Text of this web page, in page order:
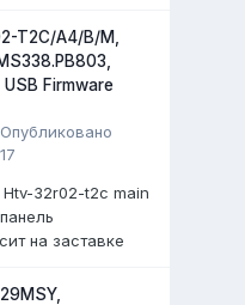
T2C/A4/B/M,
USB Firmware
Опубликовано
32r02-t2c main
на заставке